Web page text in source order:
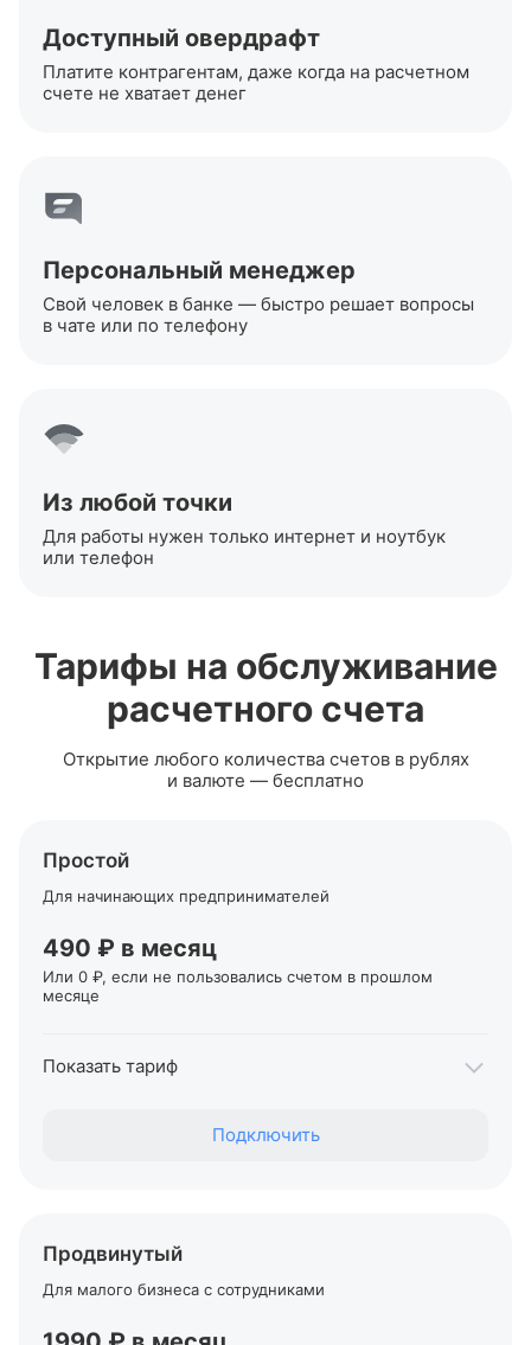
Доступный овердрафт
Платите контрагентам, даже когда на расчетном
счете не хватает денег
Персональный менеджер
Свой человек в банке — быстро решает вопросы
в чате или по телефону
Из любой точки
Для работы нужен только интернет и ноутбук
или телефон
Тарифы на обслуживание
расчетного счета
Открытие любого количества счетов в рублях
и валюте — бесплатно
Простой
Для начинающих предпринимателей
490 ₽ в месяц
Или 0 ₽, если не пользовались счетом в прошлом
месяце
Показать тариф
Переводы ИП и юрлицам в Т‑Банке
Бесплатно
От 49 ₽
Подключить
Продвинутый
Для малого бизнеса с сотрудниками